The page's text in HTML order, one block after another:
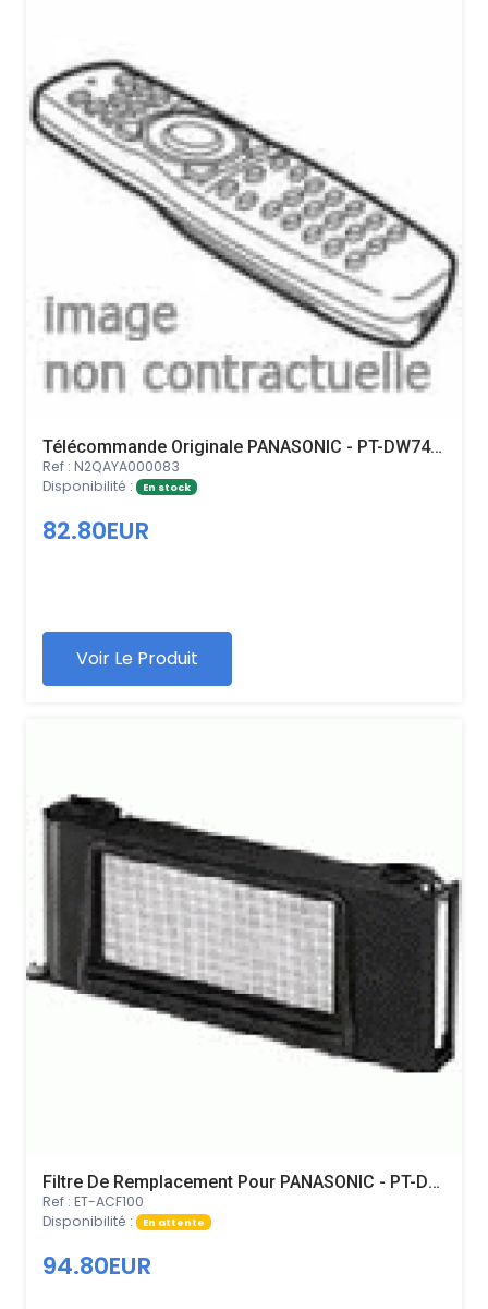
Télécommande Originale PANASONIC - PT-DW740UK
Ref : N2QAYA000083
Disponibilité :
En stock
82.80EUR
Voir Le Produit
Filtre De Remplacement Pour PANASONIC - PT-DW740UK
Ref : ET-ACF100
Disponibilité :
En attente
94.80EUR